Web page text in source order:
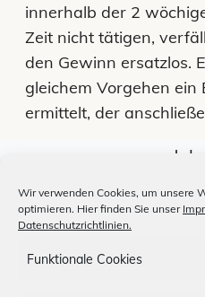
Wir verwenden Cookies, um unsere
optimieren. Hier finden Sie unser
Datenschutzrichtlinien.
Funktionale Cookies
innerhalb der 2
Zeit nicht tätigen,
den Gewinn ersatzlos.
gleichem Vorgehen
ermittelt, der
Jobs
Unsere